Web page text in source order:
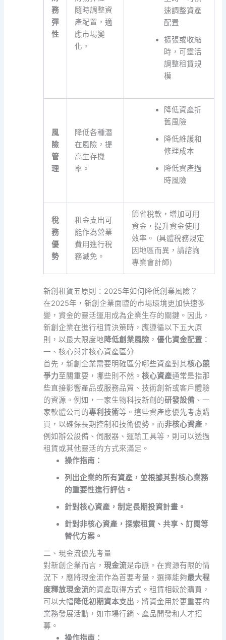
務
彈
性
隨時調整資
產配置，適
應市場變
化。
速調整資產
配置
擴張或收縮
時，可靈活
調整租賃規
模
風
險
管
理
降低各種潛
在風險，提
高生存機
率。
降低資產折
舊風險
降低維護和
修理成本
降低資產過
時風險
稅
務
優
勢
租金支出可
能作為營業
費用進行稅
務減免。
節省稅款，增加可用
資金，提升資金使用
效率。 (具體稅務規定
因地區而異，請諮詢
專業會計師)
新創租賃五原則：2025年如何降低創業風險？
在2025年，新創企業面臨的市場環境更加快速多
變，資金的靈活運用成為企業生存的關鍵。因此，
新創企業在進行租賃決策時，應遵循以下五大原
則，以最大限度地降低創業風險 ，優化資金配置 ：
一、核心與非核心資產區分
首先，新創企業需要明確區分哪些資產對其核心競
爭力至關重要，哪些則不然。核心資產通常是指那
些直接影響產品或服務品質、技術創新或客戶體驗
的資源。例如，一家生物科技新創的研發設備 、一
家軟體公司的專利技術等。這些資產應優先考慮購
買，以確保長期控制和技術優勢。而非核心資產 ，
例如辦公設備、伺服器、運輸工具等，則可以透過
租賃或其他靈活的方式來滿足。
操作指南：
列出企業的所有資產，並根據其對核心業務
的重要性進行評估。
針對核心資產，制定長期投資計畫。
針對非核心資產，探索租賃、共享、訂閱等
替代方案。
二、現金流優先考量
對新創企業而言，現金流是命脈。在資源有限的情
況下，應將現金流作為首要考量，選擇能夠最大程
度釋放現金流的資產取得方式。租賃相較於購買，
可以大幅降低初期資本支出 ，將資金用於更重要的
業務發展活動，如市場行銷、產品開發和人才招
募。
操作指南：